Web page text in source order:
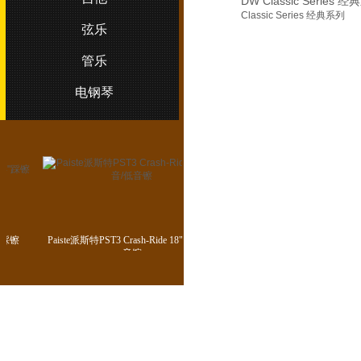
Classic Series 经典系列
弦乐
管乐
电钢琴
镲
Paiste派斯特PST3 Crash-Ride 18" 碎音/低
音镲